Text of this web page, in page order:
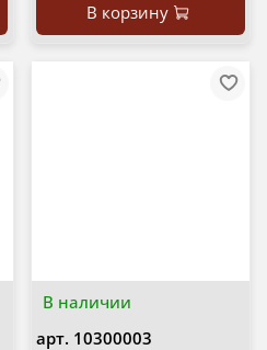
В корзину
В наличии
арт. 10300003